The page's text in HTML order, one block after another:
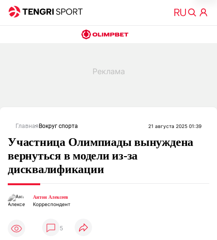
Главная Вокруг спорта 21 августа 2025 01:39
Участница Олимпиады вынуждена
вернуться в модели из-за
дисквалификации
Антон Алексеев
Корреспондент
5